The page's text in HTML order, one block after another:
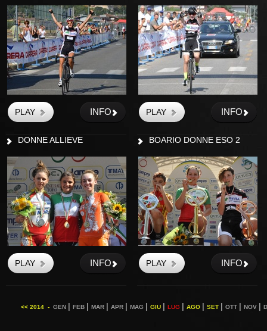
INFO INFO
DONNE ALLIEVE
INFO
BOARIO DONNE ESO 2
INFO
<< 2014 - GEN FEB MAR APR MAG GIU LUG AGO SET OTT NOV